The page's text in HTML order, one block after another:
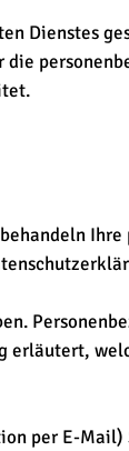
Dienstes
erläutert,
per E-